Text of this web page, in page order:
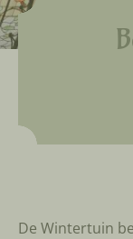
De Wintertuin